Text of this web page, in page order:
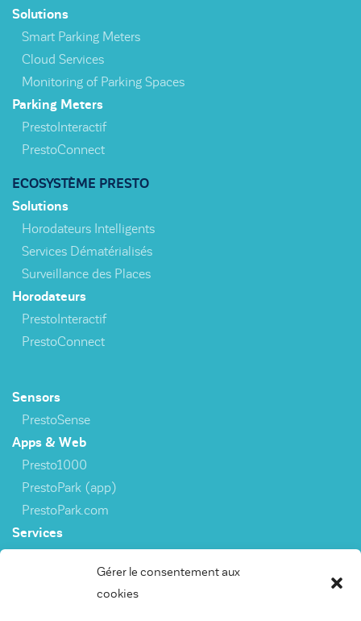
Gérer le consentement aux
cookies
Solutions
Smart Parking Meters
Cloud Services
Monitoring of Parking Spaces
Parking Meters
PrestoInteractif
PrestoConnect
ECOSYSTÈME PRESTO
Solutions
Horodateurs Intelligents
Services Dématérialisés
Surveillance des Places
Horodateurs
PrestoInteractif
PrestoConnect
Sensors
PrestoSense
Apps & Web
Presto1000
PrestoPark (app)
PrestoPark.com
Services